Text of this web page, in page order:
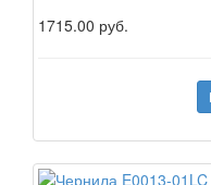
1715.00 руб.